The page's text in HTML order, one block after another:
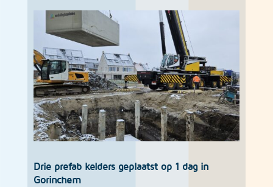
Drie prefab kelders geplaatst op 1 dag in
Gorinchem